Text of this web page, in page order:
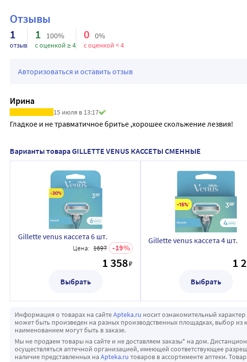
Отзывы
1
отзыв
1 100%
с оценкой ≥ 4
0 0%
с оценкой < 4
Авторизоваться и оставить отзыв
Ирина
15 июля в 13:17
Гладкое и не травматичное бритье ,хорошее скольжение лезвия!
Варианты товара GILLETTE VENUS КАССЕТЫ СМЕННЫЕ
Gillette venus кассета 6 шт.
Цена: 1697 19
1 358₽
Выбрать
Gillette venus кассета 4 шт.
1
Выбрать
Информация о товарах на сайтеApteka.ru носит ознакомительный
может быть произведен на разных производственных площадках, выбор
наименованием могут быть в заказе.
Мы не продаем товары на сайте и не доставляем заказы* на дом.
осуществляться аптечной организацией, имеющей соответствующее
наличие представленных на Apteka.ru товаров в ассортименте аптеки.